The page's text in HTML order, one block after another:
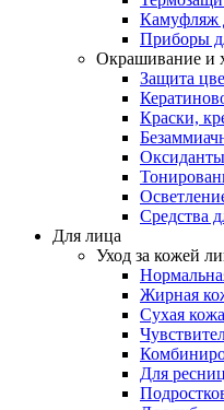
Камуфляж
Приборы
Окрашивание и
Защита
Краски,
Средства
Для лица
Уход за кожей
Жирная
Сухая кожа
Для ресниц